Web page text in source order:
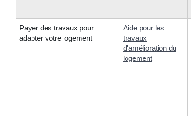
Payer des travaux pour
adapter votre logement
Aide pour les
travaux
d'amélioration du
logement